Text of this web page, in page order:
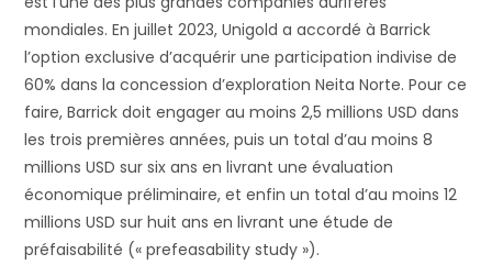
mondiales. En juillet 2023, Unigold a accordé à Barrick
l’option exclusive d’acquérir une participation indivise de
60% dans la concession d’exploration Neita Norte. Pour ce
faire, Barrick doit engager au moins 2,5 millions USD dans
les trois premières années, puis un total d’au moins 8
millions USD sur six ans en livrant une évaluation
économique préliminaire, et enfin un total d’au moins 12
millions USD sur huit ans en livrant une étude de
préfaisabilité (« prefeasability study »).